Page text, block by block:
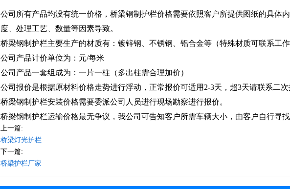
公司所有产品均没有统一价格，桥梁钢制护栏价格需要依照客户所提供图纸的具体
度、处理工艺、数量等因素导致。
桥梁钢制护栏主要生产的材质有：镀锌钢、不锈钢、铝合金等（特殊材质可联系工作
公司产品计价单位为：元/每米
公司产品一套组成为：一片一柱（多出柱需合理加价）
公司报价是根据原材料价格走势进行浮动，正常报价可适用2-3天，超3天请联系二次
桥梁钢制护栏安装价格需要委派公司人员进行现场勘察进行报价。
桥梁钢制护栏运输价格最无争议，我公司可告知客户所需车辆大小，由客户自行寻
上一篇:
桥梁灯光护栏
下一篇:
桥梁护栏厂家